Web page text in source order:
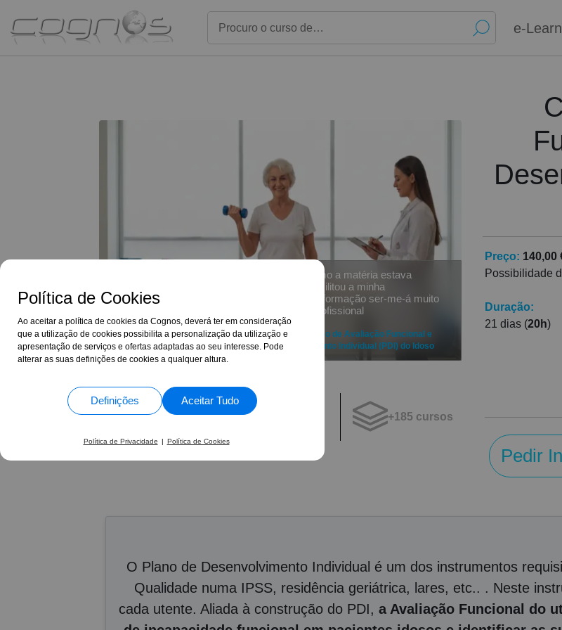
Política de Cookies
Ao aceitar a política de cookies da Cognos, deverá ter em consideração
que a utilização de cookies possibilita a personalização da utilização e
apresentação de serviços e ofertas adaptadas ao seu interesse. Pode
alterar as suas definições de cookies a qualquer altura.
Definições Aceitar Tudo
Política de Privacidade | Política de Cookies
e-
Gostei da forma como a matéria estava
organizada o que facilitou a minha
util na minha vida profissional
Bárbara Nogueira •
Curso de Avaliação Funcional e
Plano de Desenvolvimento Individual (PDI) do Idoso
17 Anos
+185 cursos
Preço: 140,00
Possibilidade
Duração:
21 dias (20h)
Pedir
O Plano de Desenvolvimento Individual é um dos instrumentos
Qualidade numa IPSS, residência geriátrica, lares, etc.. . Neste
cada utente. Aliada à construção do PDI, a Avaliação Funcional do